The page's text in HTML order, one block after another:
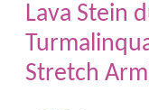
Lava Stein
Stretch